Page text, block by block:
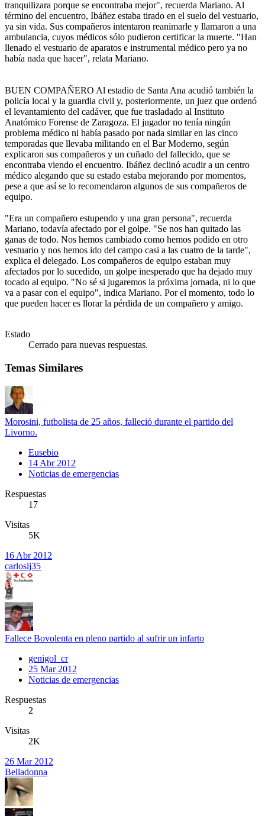
tranquilizara porque se encontraba mejor", recuerda Mariano. Al
término del encuentro, Ibáñez estaba tirado en el suelo del vestuario,
ya sin vida. Sus compañeros intentaron reanimarle y llamaron a una
ambulancia, cuyos médicos sólo pudieron certificar la muerte. "Han
llenado el vestuario de aparatos e instrumental médico pero ya no
había nada que hacer", relata Mariano.
BUEN COMPAÑERO Al estadio de Santa Ana acudió también la
policía local y la guardia civil y, posteriormente, un juez que ordenó
el levantamiento del cadáver, que fue trasladado al Instituto
Anatómico Forense de Zaragoza. El jugador no tenía ningún
problema médico ni había pasado por nada similar en las cinco
temporadas que llevaba militando en el Bar Moderno, según
explicaron sus compañeros y un cuñado del fallecido, que se
encontraba viendo el encuentro. Ibáñez declinó acudir a un centro
médico alegando que su estado estaba mejorando por momentos,
pese a que así se lo recomendaron algunos de sus compañeros de
equipo.
"Era un compañero estupendo y una gran persona", recuerda
Mariano, todavía afectado por el golpe. "Se nos han quitado las
ganas de todo. Nos hemos cambiado como hemos podido en otro
vestuario y nos hemos ido del campo casi a las cuatro de la tarde",
explica el delegado. Los compañeros de equipo estaban muy
afectados por lo sucedido, un golpe inesperado que ha dejado muy
tocado al equipo. "No sé si jugaremos la próxima jornada, ni lo que
va a pasar con el equipo", indica Mariano. Por el momento, todo lo
que pueden hacer es llorar la pérdida de un compañero y amigo.
Estado
Cerrado para nuevas respuestas.
Temas Similares
Morosini, futbolista de 25 años, falleció durante el partido del
Livorno.
Eusebio
14 Abr 2012
Noticias de emergencias
Respuestas
17
Visitas
5K
16 Abr 2012
carloslj35
Fallece Bovolenta en pleno partido al sufrir un infarto
genigol_cr
25 Mar 2012
Noticias de emergencias
Respuestas
2
Visitas
2K
26 Mar 2012
Belladonna